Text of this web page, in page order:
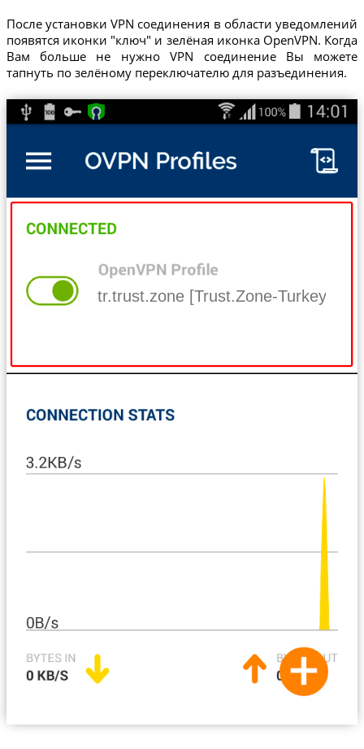
После установки VPN соединения в области уведомлений
появятся иконки "ключ" и зелёная иконка OpenVPN. Когда
Вам больше не нужно VPN соединение Вы можете
тапнуть по зелёному переключателю для разъединения.
tr.trust.zone [Trust.Zone-Turkey]